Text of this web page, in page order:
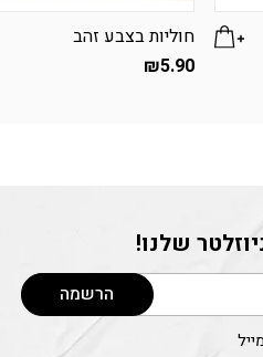
חוליות בצבע זהב
₪5.90
שלנו!
הרשמה